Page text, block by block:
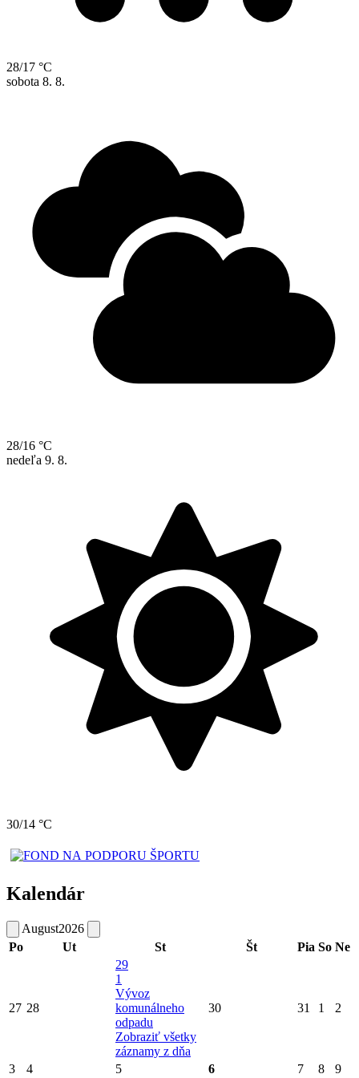
28/17 °C
sobota 8. 8.
28/16 °C
nedeľa 9. 8.
30/14 °C
Kalendár
August2026
Po
Ut St Št Pia So Ne
27 28
29
1
Vývoz
komunálneho
odpadu
Zobraziť všetky
záznamy z dňa
30 31 1 2
3 4 5 6 7 8 9